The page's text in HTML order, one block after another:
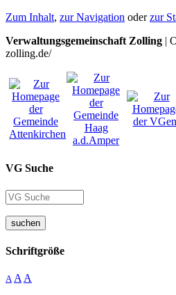
Zum Inhalt, zur Navigation oderzur
Verwaltungsgemeinschaft Zolling |
zolling.de/
VG Suche
suchen
Schriftgröße
A A A